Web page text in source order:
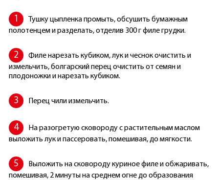
Тушку цыпленка промыть, обсушить бумажным
полотенцем и разделать, отделив 300 г филе грудки.
Филе нарезать кубиком, лук и чеснок очистить и
измельчить, болгарский перец очистить от семян и
плодоножки и нарезать кубиком.
Перец чили измельчить.
На разогретую сковороду с растительным маслом
выложить лук и пассеровать, помешивая, до мягкости.
Выложить на сковороду куриное филе и обжаривать,
помешивая, 2 минуты на среднем огне до образования